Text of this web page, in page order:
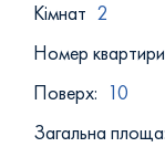
Кiмнат 2
Номер
Поверх: 10
Загальна площа: